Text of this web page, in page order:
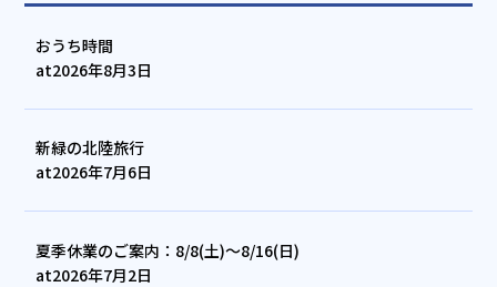
おうち時間
at2026年8月3日
新緑の北陸旅行
at2026年7月6日
夏季休業のご案内：8/8(土)～8/16(日)
at2026年7月2日